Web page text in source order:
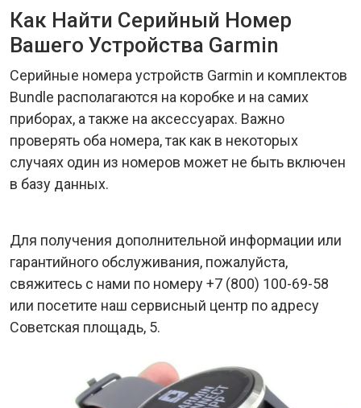
Как Найти Серийный Номер
Вашего Устройства Garmin
Серийные номера устройств Garmin и комплектов
Bundle располагаются на коробке и на самих
приборах, а также на аксессуарах. Важно
проверять оба номера, так как в некоторых
случаях один из номеров может не быть включен
в базу данных.
Для получения дополнительной информации или
гарантийного обслуживания, пожалуйста,
свяжитесь с нами по номеру +7 (800) 100-69-58
или посетите наш сервисный центр по адресу
Советская площадь, 5.